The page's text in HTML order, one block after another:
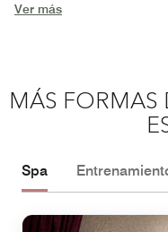
Ver más
MÁS FORMAS
Spa